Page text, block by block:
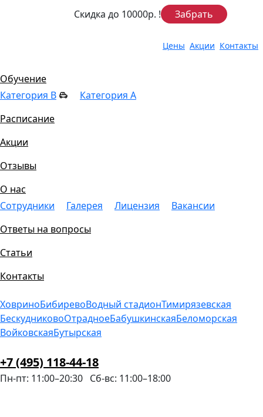
Обучение
Категория B
Категория A
Расписание
Акции
Отзывы
О нас
Сотрудники
Галерея Лицензия
Вакансии
Ответы на вопросы
Статьи
Контакты
ХовриноБибиревоВодный стадионТимирязевская
БескудниковоОтрадноеБабушкинскаяБеломорская
ВойковскаяБутырская
+7 (495) 118-44-18
Пн-пт: 11:00–20:30 Сб-вс: 11:00–18:00
Скидка до 10000р. ! Забрать
Цены Акции Контакты